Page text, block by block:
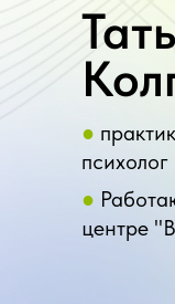
●
психолог
●
центре